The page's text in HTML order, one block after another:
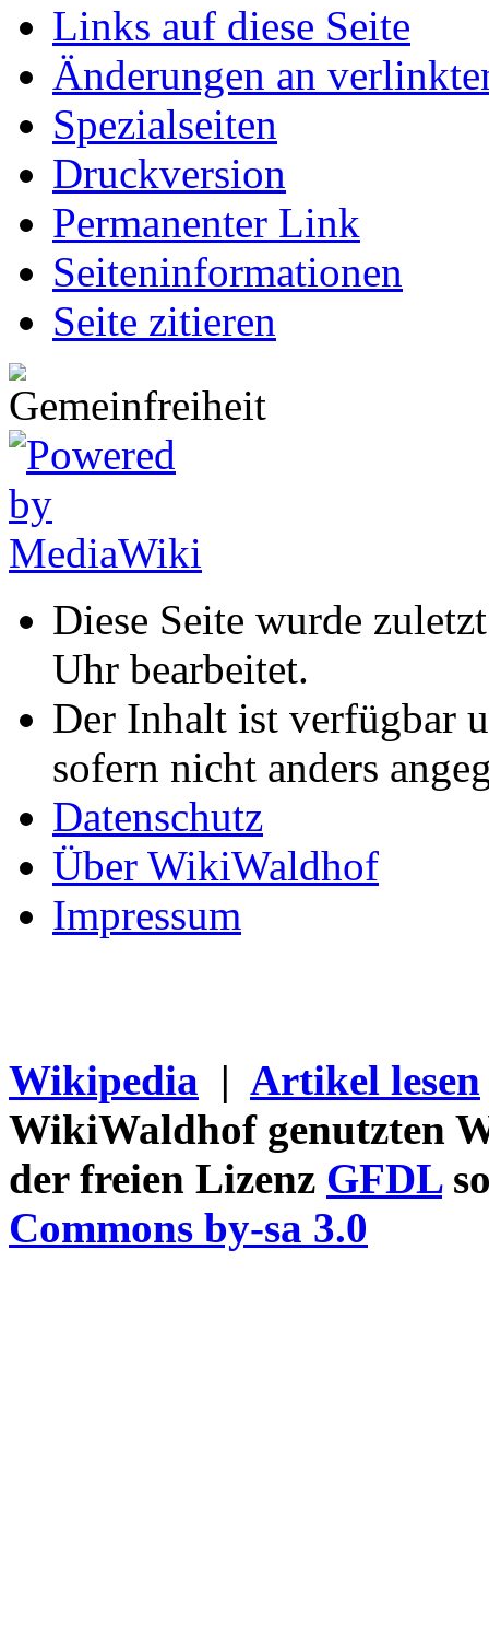
Links auf diese Seite
Änderungen an
Spezialseiten
Druckversion
Permanenter Link
Seiten­informationen
Seite zitieren
Diese Seite wurde
Uhr bearbeitet.
Der Inhalt ist verfügbar
sofern nicht anders
Datenschutz
Über WikiWaldhof
Impressum
Wikipedia | Artikel lesen
WikiWaldhof genutzten
der freien Lizenz GFDL
Commons by-sa 3.0